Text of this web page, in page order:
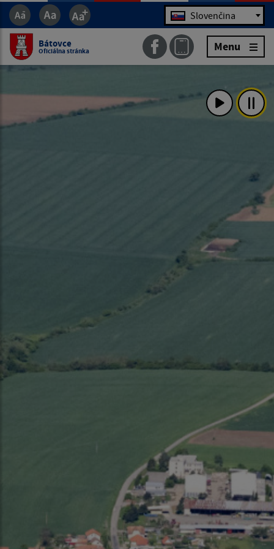
Jazyk Slovenčina
Bátovce
Oficiálna stránka Menu